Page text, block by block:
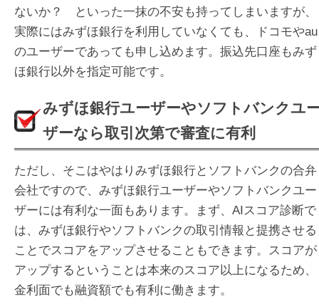
ないか？ といった一抹の不安も持ってしまいますが、
実際にはみずほ銀行を利用していなくても、ドコモやau
のユーザーであっても申し込めます。振込先口座もみず
ほ銀行以外を指定可能です。
みずほ銀行ユーザーやソフトバンクユ
ザーなら取引次第で審査に有利
ただし、そこはやはりみずほ銀行とソフトバンクの合弁
会社ですので、みずほ銀行ユーザーやソフトバンクユー
ザーには有利な一面もあります。まず、AIスコア診断で
は、みずほ銀行やソフトバンクの取引情報と提携させる
ことでスコアをアップさせることもできます。スコアが
アップするということは本来のスコア以上になるため、
金利面でも融資額でも有利に働きます。